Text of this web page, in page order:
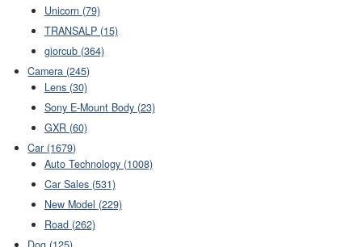
Unicorn (79)
TRANSALP (15)
giorcub (364)
Camera (245)
Lens (30)
Sony E-Mount Body (23)
GXR (60)
Car (1679)
Auto Technology (1008)
Car Sales (531)
New Model (229)
Road (262)